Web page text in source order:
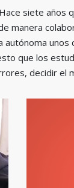
siete años
manera
que los
decidir el